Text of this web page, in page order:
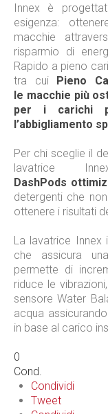
Innex è
esigenza:
macchie
risparmio di
Rapido a pieno
tra cui Pieno
le macchie più
per i carichi
l’abbigliamento
Per chi sceglie il
lavatrice
DashPods
detergenti che
ottenere i risultati
La lavatrice Innex
che assicura
permette di
riduce le
sensore Water
acqua
in base al carico
0
Cond.
Condividi
Tweet